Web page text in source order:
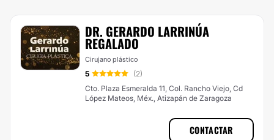
DR. GERARDO LARRINÚA
REGALADO
Cirujano plástico
5
(2)
Cto. Plaza Esmeralda 11, Col. Rancho Viejo, Cd
López Mateos, Méx., Atizapán de Zaragoza
CONTACTAR